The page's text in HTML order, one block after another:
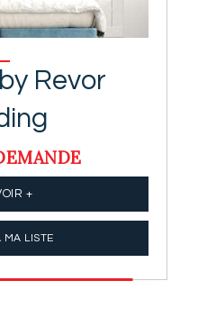
Revor
+
MA LISTE